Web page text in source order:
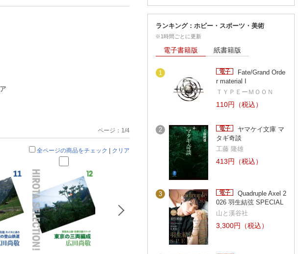
ページ：1/4
全ページの商品をチェック | クリア
ランキング：ホビー・スポーツ・美術
※1時間ごとに更新
電子書籍版 紙書籍版
1
Fate/Grand Orde
r material I
ＴＹＰＥーＭＯＯＮ
110円（税込）
2
ヤマケイ文庫 マ
タギ奇談
工藤 隆雄
413円（税込）
3
Quadruple Axel 2
026 羽生結弦 SPECIAL
山と溪谷社
3,300円（税込）